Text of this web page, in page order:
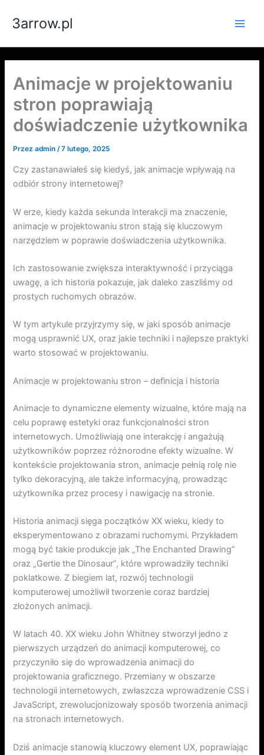
3arrow.pl
Animacje w projektowaniu
stron poprawiają
doświadczenie użytkownika
Przezadmin /7 lutego, 2025
Czy zastanawiałeś się kiedyś, jak animacje wpływają na
odbiór strony internetowej?
W erze, kiedy każda sekunda interakcji ma znaczenie,
animacje w projektowaniu stron stają się kluczowym
narzędziem w poprawie doświadczenia użytkownika.
Ich zastosowanie zwiększa interaktywność i przyciąga
uwagę, a ich historia pokazuje, jak daleko zaszliśmy od
prostych ruchomych obrazów.
W tym artykule przyjrzymy się, w jaki sposób animacje
mogą usprawnić UX, oraz jakie techniki i najlepsze praktyki
warto stosować w projektowaniu.
Animacje w projektowaniu stron – definicja i historia
Animacje to dynamiczne elementy wizualne, które mają na
celu poprawę estetyki oraz funkcjonalności stron
internetowych. Umożliwiają one interakcję i angażują
użytkowników poprzez różnorodne efekty wizualne. W
kontekście projektowania stron, animacje pełnią rolę nie
tylko dekoracyjną, ale także informacyjną, prowadząc
użytkownika przez procesy i nawigację na stronie.
Historia animacji sięga początków XX wieku, kiedy to
eksperymentowano z obrazami ruchomymi. Przykładem
mogą być takie produkcje jak „The Enchanted Drawing”
oraz „Gertie the Dinosaur”, które wprowadziły techniki
poklatkowe. Z biegiem lat, rozwój technologii
komputerowej umożliwił tworzenie coraz bardziej
złożonych animacji.
W latach 40. XX wieku John Whitney stworzył jedno z
pierwszych urządzeń do animacji komputerowej, co
przyczyniło się do wprowadzenia animacji do
projektowania graficznego. Przemiany w obszarze
technologii internetowych, zwłaszcza wprowadzenie CSS i
JavaScript, zrewolucjonizowały sposób tworzenia animacji
na stronach internetowych.
Dziś animacje stanowią kluczowy element UX, poprawiając